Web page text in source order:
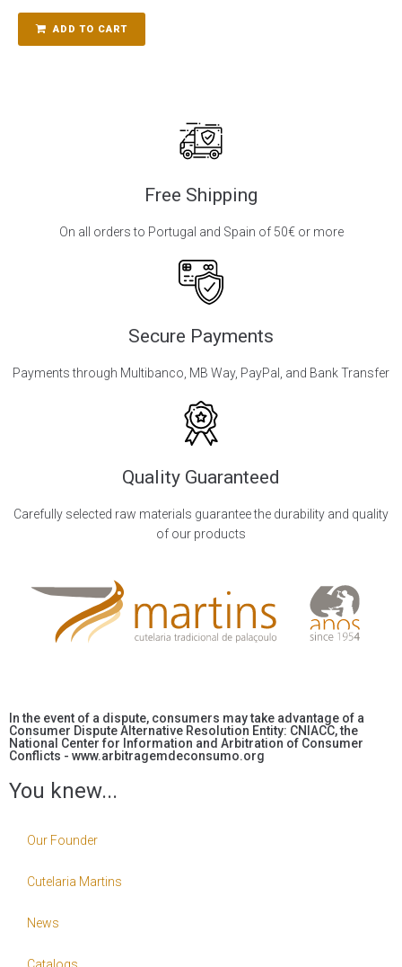
ADD TO CART
Free Shipping
On all orders to Portugal and Spain of 50€ or more
Secure Payments
Payments through Multibanco, MB Way, PayPal, and Bank Transfer
Quality Guaranteed
Carefully selected raw materials guarantee the durability and quality
of our products
In the event of a dispute, consumers may take advantage of a
Consumer Dispute Alternative Resolution Entity: CNIACC, the
National Center for Information and Arbitration of Consumer
Conflicts - www.arbitragemdeconsumo.org
You knew...
Our Founder
Cutelaria Martins
News